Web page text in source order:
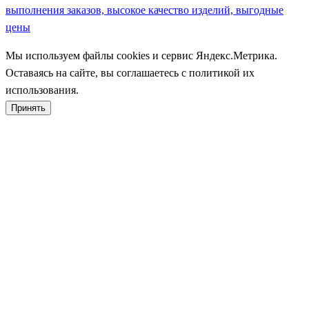
выполнения заказов, высокое качество изделий, выгодные
цены
Мы используем файлы cookies и сервис Яндекс.Метрика.
Оставаясь на сайте, вы соглашаетесь с политикой их
использования.
Принять